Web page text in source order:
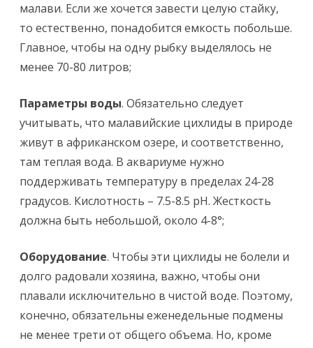
малави. Если же хочется завести целую стайку,
то естественно, понадобится емкость побольше.
Главное, чтобы на одну рыбку выделялось не
менее 70-80 литров;
Параметры воды. Обязательно следует
учитывать, что малавийские цихлиды в природе
живут в африканском озере, и соответственно,
там теплая вода. В аквариуме нужно
поддерживать температуру в пределах 24-28
градусов. Кислотность – 7.5-8.5 pH. Жесткость
должна быть небольшой, около 4-8°;
Оборудование. Чтобы эти цихлиды не болели и
долго радовали хозяина, важно, чтобы они
плавали исключительно в чистой воде. Поэтому,
конечно, обязательны еженедельные подмены
не менее трети от общего объема. Но, кроме